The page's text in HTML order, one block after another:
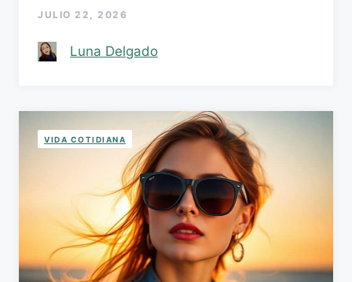
JULIO 22, 2026
Luna Delgado
VIDA COTIDIANA